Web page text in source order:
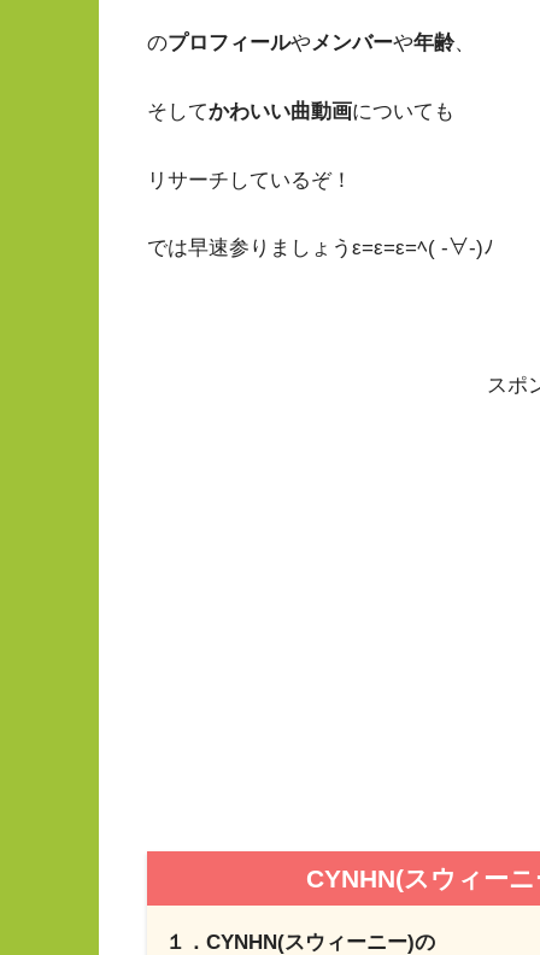
のプロフィールやメンバーや年齢、
そしてかわいい曲動画についても
リサーチしているぞ！
では早速参りましょうε=ε=ε=ﾍ( -∀-)ﾉ
スポ
CYNHN(スウィー
１．CYNHN(スウィーニー)の